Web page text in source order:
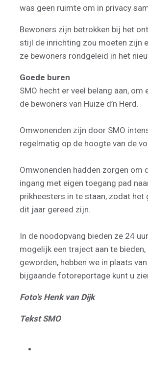
was geen ruimte om in privacy
Bewoners zijn betrokken bij het
stijl de inrichting zou moeten zijn
ze bewoners rondgeleid in het
Goede buren
SMO hecht er veel belang aan,
de bewoners van Huize d’n Herd.
Omwonenden zijn door SMO
regelmatig op de hoogte van de
Omwonenden hadden zorgen om
ingang met eigen toegang pad
prikheesters in te staan, zodat
dit jaar gereed zijn.
In de noodopvang bieden ze 24
mogelijk een traject aan te
geworden, hebben we in plaats
bijgaande fotoreportage kunt u
Foto’s Henk van Dijk
Tekst SMO